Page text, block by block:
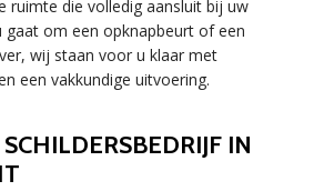
ruimte die volledig aansluit bij uw
gaat om een opknapbeurt of een
wij staan voor u klaar met
een vakkundige uitvoering.
IN